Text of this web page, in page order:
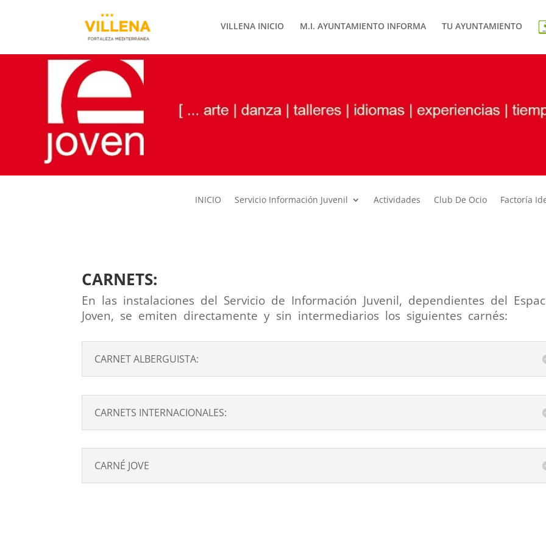
VILLENA INICIO M.I. AYUNTAMIENTO INFORMA TU AYUNTAMIENTO
INICIO Servicio Información Juvenil Actividades Club De Ocio Factoría
CARNETS:
En las instalaciones del Servicio de Información Juvenil, dependientes del
Joven, se emiten directamente y sin intermediarios los siguientes carnés:
CARNET ALBERGUISTA:
CARNETS INTERNACIONALES:
CARNÉ JOVE